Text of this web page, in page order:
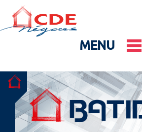
MENU
Le groupe
Nos entités